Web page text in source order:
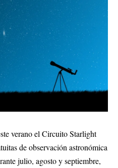
verano el Circuito Starlight
de observación astronómica
julio, agosto y septiembre,